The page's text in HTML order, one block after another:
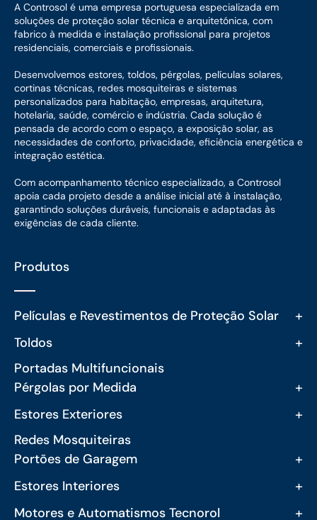
A Controsol é uma empresa portuguesa especializada em
soluções de proteção solar técnica e arquitetónica, com
fabrico à medida e instalação profissional para projetos
residenciais, comerciais e profissionais.
Desenvolvemos estores, toldos, pérgolas, películas solares,
cortinas técnicas, redes mosquiteiras e sistemas
personalizados para habitação, empresas, arquitetura,
hotelaria, saúde, comércio e indústria. Cada solução é
pensada de acordo com o espaço, a exposição solar, as
necessidades de conforto, privacidade, eficiência energética e
integração estética.
Com acompanhamento técnico especializado, a Controsol
apoia cada projeto desde a análise inicial até à instalação,
garantindo soluções duráveis, funcionais e adaptadas às
exigências de cada cliente.
Produtos
Películas e Revestimentos de Proteção Solar +
Toldos +
Portadas Multifuncionais
Pérgolas por Medida
+
Estores Exteriores +
Redes Mosquiteiras
Portões de Garagem
+
Estores Interiores +
Motores e Automatismos Tecnorol +